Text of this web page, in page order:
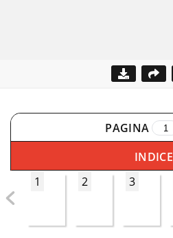
PAGINA
INDICE
1
2 3